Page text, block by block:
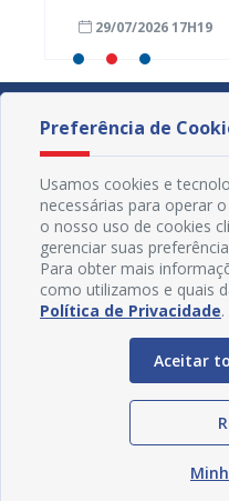
29/07/2026 17H19
Preferência de
Usamos cookies e
necessárias para operar
o nosso uso de cookies
gerenciar suas
Para obter mais
como utilizamos e quais
Política de Privacidade.
Aceitar